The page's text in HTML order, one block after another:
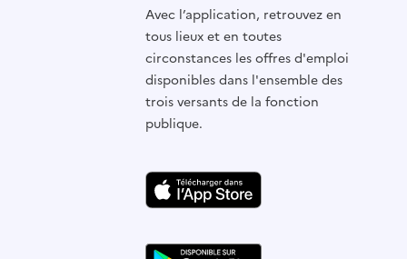
Avec l’application, retrouvez en
tous lieux et en toutes
circonstances les offres d'emploi
disponibles dans l'ensemble des
trois versants de la fonction
publique.